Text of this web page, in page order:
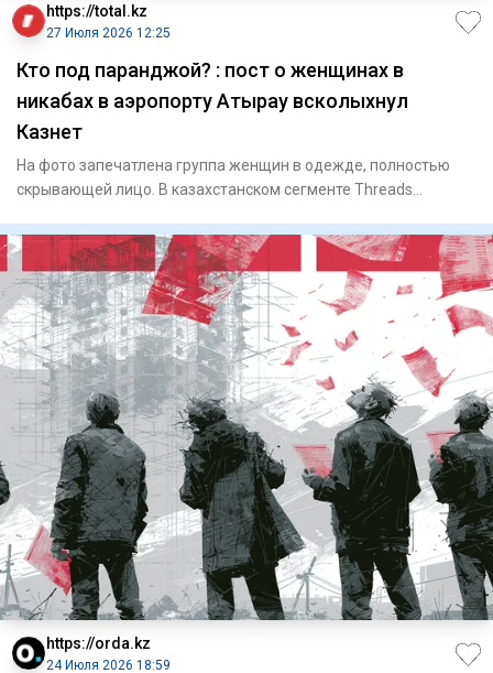
https://total.kz
27 Июля 2026 12:25
Кто под паранджой? : пост о женщинах в
никабах в аэропорту Атырау всколыхнул
Казнет
На фото запечатлена группа женщин в одежде, полностью
скрывающей лицо. В казахстанском сегменте Threads
https://orda.kz
24 Июля 2026 18:59